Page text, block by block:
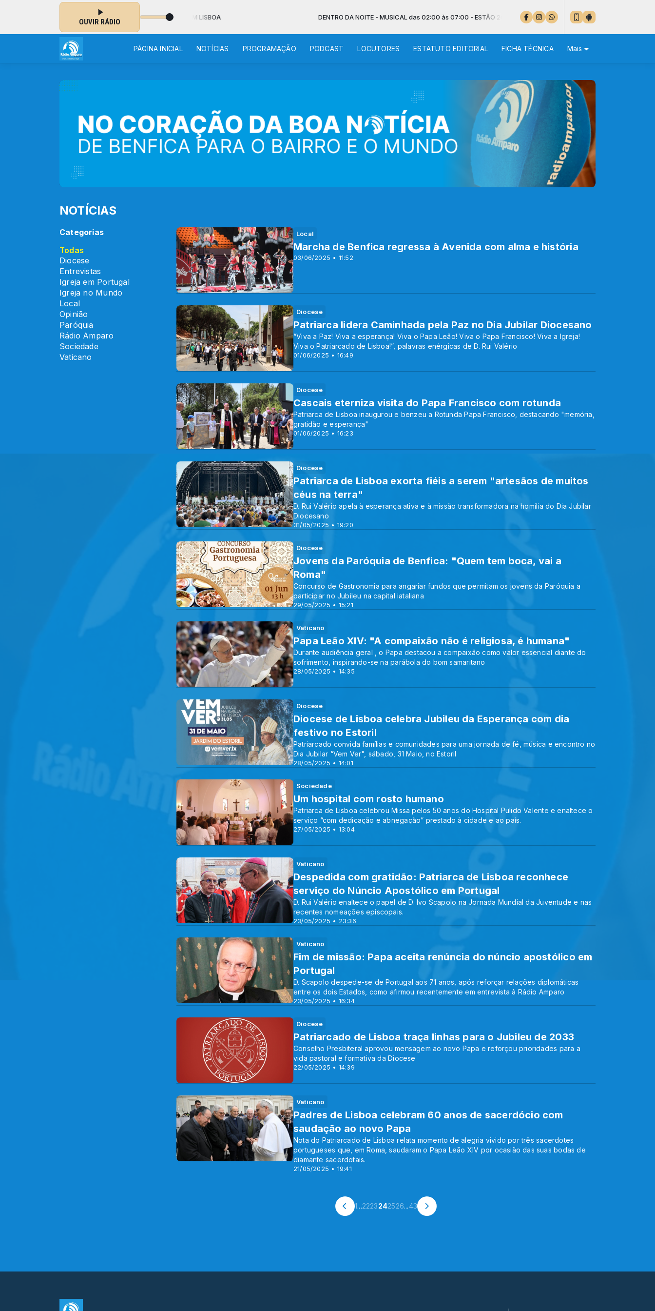
OUVIR RÁDIO
- MUSICAL das 02:00 às 07:00 - ESTÃO 20 º EM LISBOA DENTRO DA NOITE - MUSICAL das 02:00 às 07:00 - ESTÃO 20 º EM LISBOA
PÁGINA INICIAL NOTÍCIAS PROGRAMAÇÃO PODCAST LOCUTORES ESTATUTO EDITORIAL FICHA TÉCNICA Mais
NOTÍCIAS
Categorias
Todas
Diocese
Entrevistas
Igreja em Portugal
Igreja no Mundo
Local
Opinião
Paróquia
Rádio Amparo
Sociedade
Vaticano
Local
03/06/2025 • 11:52
Marcha de Benfica regressa à Avenida com alma e história
Diocese
01/06/2025 • 16:49
Patriarca lidera Caminhada pela Paz no Dia Jubilar Diocesano
“Viva a Paz! Viva a esperança! Viva o Papa Leão! Viva o Papa Francisco! Viva a Igreja!
Viva o Patriarcado de Lisboa!”, palavras enérgicas de D. Rui Valério
Diocese
01/06/2025 • 16:23
Cascais eterniza visita do Papa Francisco com rotunda
Patriarca de Lisboa inaugurou e benzeu a Rotunda Papa Francisco, destacando "memória,
gratidão e esperança"
Diocese
31/05/2025 • 19:20
Patriarca de Lisboa exorta fiéis a serem "artesãos de muitos
céus na terra"
D. Rui Valério apela à esperança ativa e à missão transformadora na homília do Dia Jubilar
Diocesano
Diocese
29/05/2025 • 15:21
Jovens da Paróquia de Benfica: "Quem tem boca, vai a
Roma"
Concurso de Gastronomia para angariar fundos que permitam os jovens da Paróquia a
participar no Jubileu na capital iataliana
Vaticano
28/05/2025 • 14:35
Papa Leão XIV: "A compaixão não é religiosa, é humana"
Durante audiência geral , o Papa destacou a compaixão como valor essencial diante do
sofrimento, inspirando-se na parábola do bom samaritano
Diocese
28/05/2025 • 14:01
Diocese de Lisboa celebra Jubileu da Esperança com dia
festivo no Estoril
Patriarcado convida famílias e comunidades para uma jornada de fé, música e encontro no
Dia Jubilar “Vem Ver", sábado, 31 Maio, no Estoril
Sociedade
27/05/2025 • 13:04
Um hospital com rosto humano
Patriarca de Lisboa celebrou Missa pelos 50 anos do Hospital Pulido Valente e enaltece o
serviço “com dedicação e abnegação” prestado à cidade e ao país.
Vaticano
23/05/2025 • 23:36
Despedida com gratidão: Patriarca de Lisboa reconhece
serviço do Núncio Apostólico em Portugal
D. Rui Valério enaltece o papel de D. Ivo Scapolo na Jornada Mundial da Juventude e nas
recentes nomeações episcopais.
Vaticano
23/05/2025 • 16:34
Fim de missão: Papa aceita renúncia do núncio apostólico em
Portugal
D. Scapolo despede-se de Portugal aos 71 anos, após reforçar relações diplomáticas
entre os dois Estados, como afirmou recentemente em entrevista à Rádio Amparo
Diocese
22/05/2025 • 14:39
Patriarcado de Lisboa traça linhas para o Jubileu de 2033
Conselho Presbiteral aprovou mensagem ao novo Papa e reforçou prioridades para a
vida pastoral e formativa da Diocese
Vaticano
21/05/2025 • 19:41
Padres de Lisboa celebram 60 anos de sacerdócio com
saudação ao novo Papa
Nota do Patriarcado de Lisboa relata momento de alegria vivido por três sacerdotes
portugueses que, em Roma, saudaram o Papa Leão XIV por ocasião das suas bodas de
diamante sacerdotais.
1...2223242526...43